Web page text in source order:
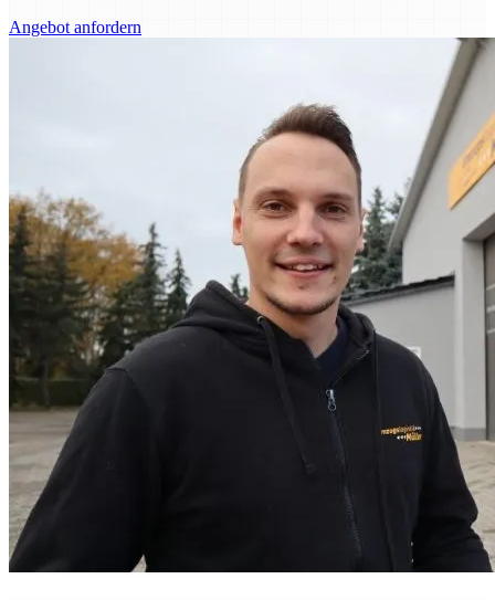
Angebot anfordern